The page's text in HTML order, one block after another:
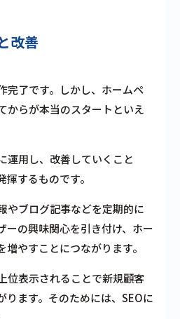
改善
完了です。しかし、ホームペ
からが本当のスタートといえ
運用し、改善していくこと
するものです。
やブログ記事などを定期的に
ーの興味関心を引き付け、ホー
やすことにつながります。
位表示されることで新規顧客
ります。そのためには、SEOに